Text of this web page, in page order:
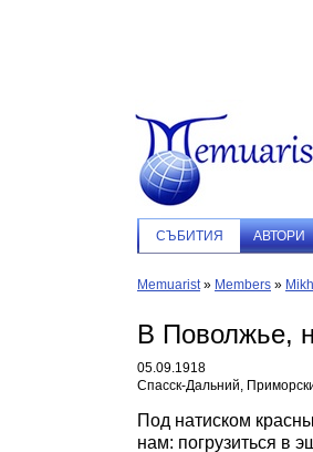
СЪБИТИЯ АВТОРИ
Memuarist» Members »
В Поволжье,
05.09.1918
Спасск-Дальний,
Под натиском
нам: погрузиться в